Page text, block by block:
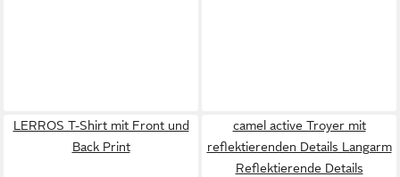
LERROS T-Shirt mit Front und
Back Print
camel active Troyer mit
reflektierenden Details Langarm
Reflektierende Details